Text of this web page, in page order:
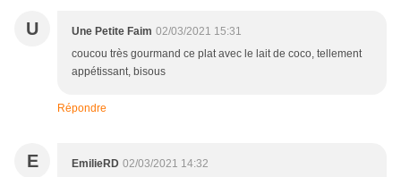
U Une Petite Faim 02/03/2021 15:31
coucou très gourmand ce plat avec le lait de coco, tellement
appétissant, bisous
Répondre
E EmilieRD 02/03/2021 14:32